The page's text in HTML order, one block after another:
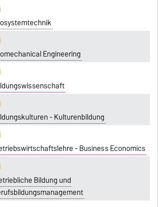
Engineering
- Kulturenbildung
- Business Economics
Bildung und